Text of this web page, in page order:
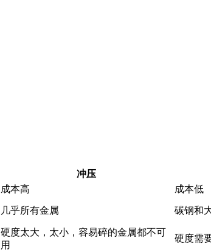
冲压
成本高 成本低
几乎所有金属 碳钢和
硬度太大，太小，容易碎的金属都不可
用
硬度需